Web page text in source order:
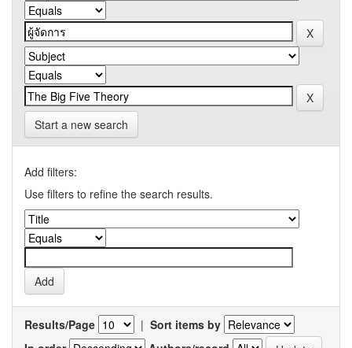
Start a new search
Add filters:
Use filters to refine the search results.
Results/Page | Sort items by